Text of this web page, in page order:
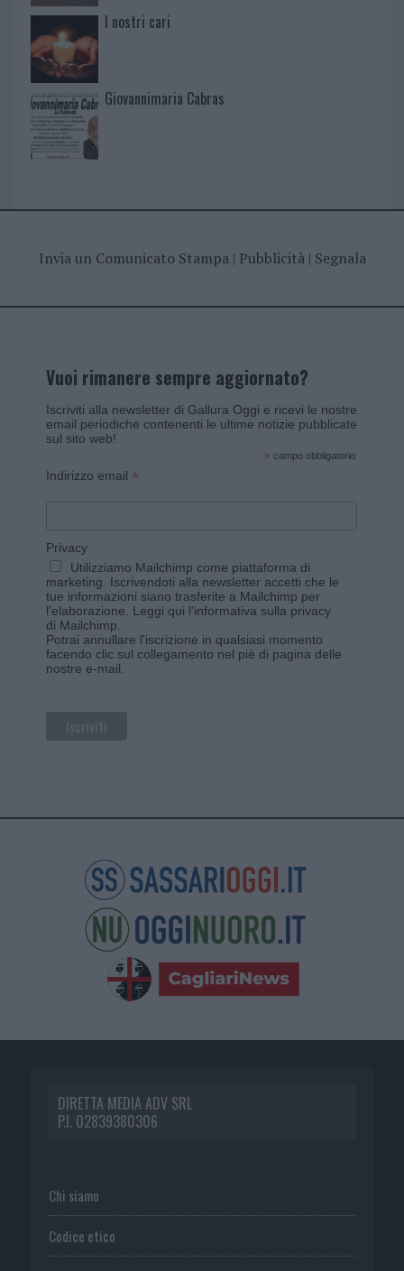
I nostri cari
Giovannimaria Cabras
Invia un Comunicato Stampa| Pubblicità| Segnala
Vuoi rimanere sempre aggiornato?
Iscriviti alla newsletter di Gallura Oggi e ricevi le nostre
email periodiche contenenti le ultime notizie pubblicate
sul sito web!
* campo obbligatorio
Indirizzo email *
Privacy
Utilizziamo Mailchimp come piattaforma di
marketing. Iscrivendoti alla newsletter accetti che le
tue informazioni siano trasferite a Mailchimp per
l'elaborazione. Leggi qui l'informativa sulla privacy
di Mailchimp
Potrai annullare l'iscrizione in qualsiasi momento
facendo clic sul collegamento nel piè di pagina delle
nostre e-mail.
DIRETTA MEDIA ADV SRL
P.I. 02839380306
Chi siamo
Codice etico